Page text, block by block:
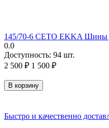
145/70-6 CETO EKKA Шины
0.0
Доступность: 94 шт.
2 500 ₽ 1 500 ₽
В корзину
Быстро и качественно